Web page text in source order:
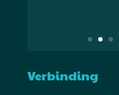
Verbinding